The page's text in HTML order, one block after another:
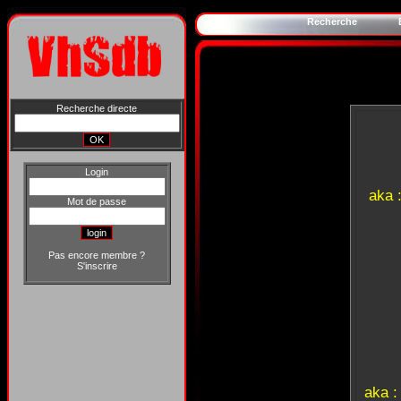
Recherche directe
Login
Mot de passe
Pas encore membre ?
S'inscrire
Recherche
aka
aka :